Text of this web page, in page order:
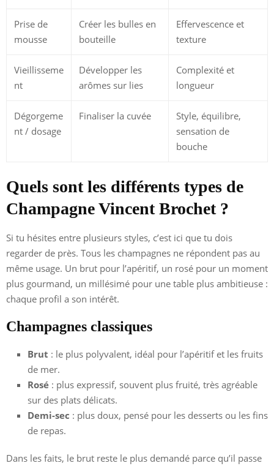
Prise de
mousse
Créer les bulles en
bouteille
Effervescence et
texture
Vieillisseme
nt
Développer les
arômes sur lies
Complexité et
longueur
Dégorgeme
nt / dosage
Finaliser la cuvée
Style, équilibre,
sensation de
bouche
Quels sont les différents types de
Champagne Vincent Brochet ?
Si tu hésites entre plusieurs styles, c’est ici que tu dois
regarder de près. Tous les champagnes ne répondent pas au
même usage. Un brut pour l’apéritif, un rosé pour un moment
plus gourmand, un millésimé pour une table plus ambitieuse :
chaque profil a son intérêt.
Champagnes classiques
Brut : le plus polyvalent, idéal pour l’apéritif et les fruits
de mer.
Rosé : plus expressif, souvent plus fruité, très agréable
sur des plats délicats.
Demi-sec : plus doux, pensé pour les desserts ou les fins
de repas.
Dans les faits, le brut reste le plus demandé parce qu’il passe